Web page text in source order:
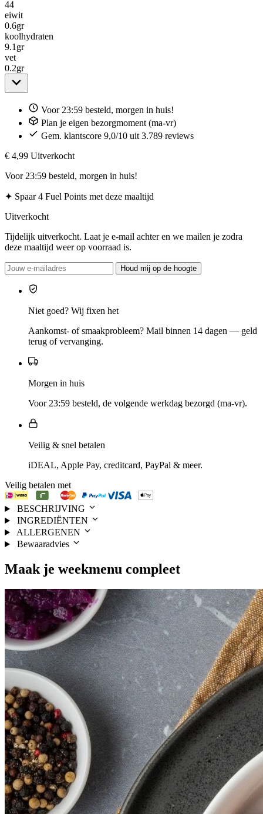
44
eiwit
0.6gr
koolhydraten
9.1 gr
vet
0.2gr
Voor 23:59 besteld, morgen in huis!
Plan je eigen bezorgmoment (ma-vr)
Gem. klantscore 9,0/10 uit 3.789 reviews
€ 4,99 Uitverkocht
Voor 23:59 besteld, morgen in huis!
✦ Spaar 4 Fuel Points met deze maaltijd
Uitverkocht
Tijdelijk uitverkocht. Laat je e-mail achter en we mailen je zodra
deze maaltijd weer op voorraad is.
Houd mij op de hoogte
Niet goed? Wij fixen het
Aankomst- of smaakprobleem? Mail binnen 14 dagen — geld
terug of vervanging.
Morgen in huis
Voor 23:59 besteld, de volgende werkdag bezorgd (ma-vr).
Veilig & snel betalen
iDEAL, Apple Pay, creditcard, PayPal & meer.
Veilig betalen met
BESCHRIJVING
INGREDIËNTEN
ALLERGENEN
Bewaaradvies
Maak je weekmenu compleet